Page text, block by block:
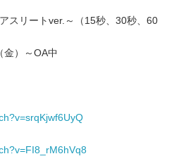
アスリートver.～（15秒、30秒、60
）～OA中